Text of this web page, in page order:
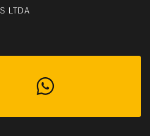
LTDA